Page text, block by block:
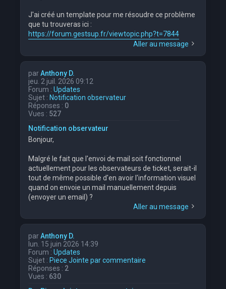
J'ai créé un template pour me résoudre ce problème
que tu trouveras ici :
https://forum.gestsup.fr/viewtopic.php?t=7844
Aller au message
parAnthony D.
jeu. 2 juil. 2026 09:12
Forum : Updates
Sujet : Notification observateur
Réponses : 0
Vues : 527
Notification observateur
Bonjour,
Malgré le fait que l'envoi de mail soit fonctionnel
actuellement pour les observateurs de ticket, serait-il
tout de même possible d'en avoir l'information visuel
quand on envoie un mail manuellement depuis
(envoyer un email) ?
Aller au message
parAnthony D.
lun. 15 juin 2026 14:39
Forum : Updates
Sujet : Piece Jointe par commentaire
Réponses : 2
Vues : 630